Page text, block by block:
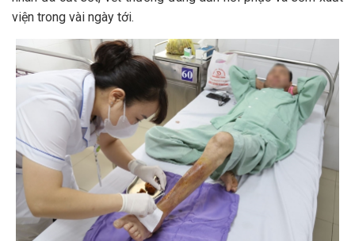
viện trong vài ngày tới.